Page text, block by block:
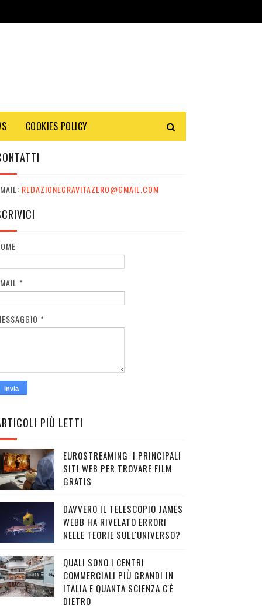
COOKIES POLICY
REDAZIONEGRAVITAZERO@GMAIL.COM
*
*
PIÙ LETTI
EUROSTREAMING: I PRINCIPALI
SITI WEB PER TROVARE FILM
GRATIS
DAVVERO IL TELESCOPIO JAMES
WEBB HA RIVELATO ERRORI
NELLE TEORIE SULL'UNIVERSO?
QUALI SONO I CENTRI
COMMERCIALI PIÙ GRANDI IN
ITALIA E QUANTA SCIENZA C'È
DIETRO